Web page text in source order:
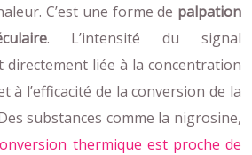
C’est une forme de palpation
. L’intensité du signal
directement liée à la concentration
à l’efficacité de la conversion de la
substances comme la nigrosine,
thermique est proche de